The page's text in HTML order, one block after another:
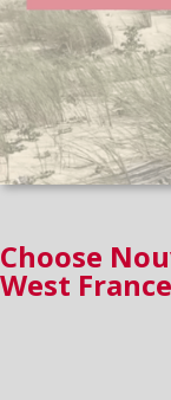
Choose
West France